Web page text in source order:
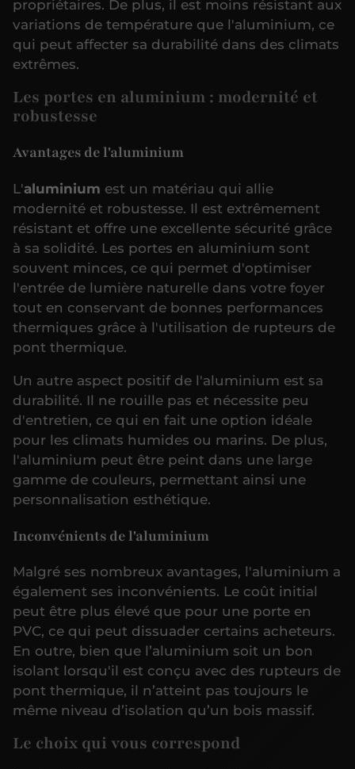
propriétaires. De plus, il est moins résistant aux
variations de température que l'aluminium, ce
qui peut affecter sa durabilité dans des climats
extrêmes.
Les portes en aluminium : modernité et
robustesse
Avantages de l'aluminium
L'aluminium est un matériau qui allie
modernité et robustesse. Il est extrêmement
résistant et offre une excellente sécurité grâce
à sa solidité. Les portes en aluminium sont
souvent minces, ce qui permet d'optimiser
l'entrée de lumière naturelle dans votre foyer
tout en conservant de bonnes performances
thermiques grâce à l'utilisation de rupteurs de
pont thermique.
Un autre aspect positif de l'aluminium est sa
durabilité. Il ne rouille pas et nécessite peu
d'entretien, ce qui en fait une option idéale
pour les climats humides ou marins. De plus,
l'aluminium peut être peint dans une large
gamme de couleurs, permettant ainsi une
personnalisation esthétique.
Inconvénients de l'aluminium
Malgré ses nombreux avantages, l'aluminium a
également ses inconvénients. Le coût initial
peut être plus élevé que pour une porte en
PVC, ce qui peut dissuader certains acheteurs.
En outre, bien que l’aluminium soit un bon
isolant lorsqu'il est conçu avec des rupteurs de
pont thermique, il n’atteint pas toujours le
même niveau d’isolation qu’un bois massif.
Le choix qui vous correspond